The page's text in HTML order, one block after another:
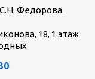
Федорова.
18, 1 этаж